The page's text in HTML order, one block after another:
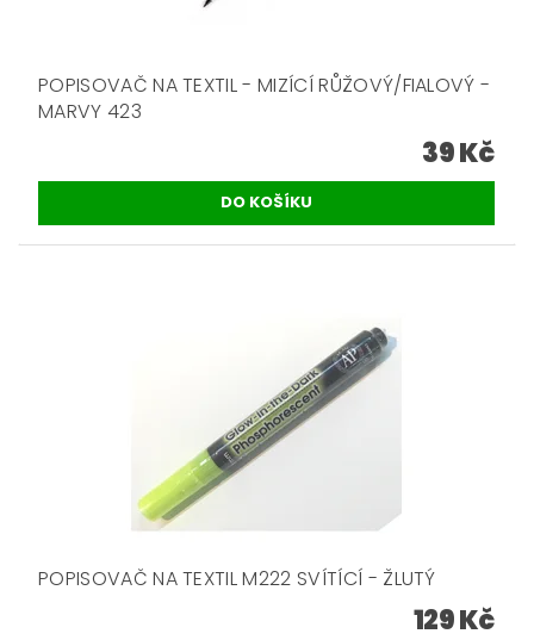
POPISOVAČ NA TEXTIL - MIZÍCÍ RŮŽOVÝ/FIALOVÝ -
MARVY 423
39 Kč
POPISOVAČ NA TEXTIL M222 SVÍTÍCÍ - ŽLUTÝ
129 Kč